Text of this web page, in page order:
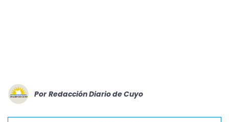
Por Redacción Diario de Cuyo